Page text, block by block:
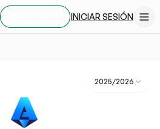
INICIAR SESIÓN
2025/2026